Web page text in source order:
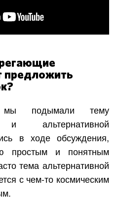
предложить
подымали тему
и альтернативной
в ходе обсуждения,
простым и понятным
тема альтернативной
с чем-то космическим